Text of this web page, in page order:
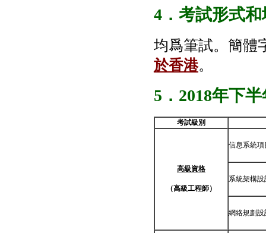
4．考試形式
均爲筆試。簡體
於香港。
5． 2018年下
考試級別
高級資格
（高級工程師）
信息系統項
系統架構設
網絡規劃設